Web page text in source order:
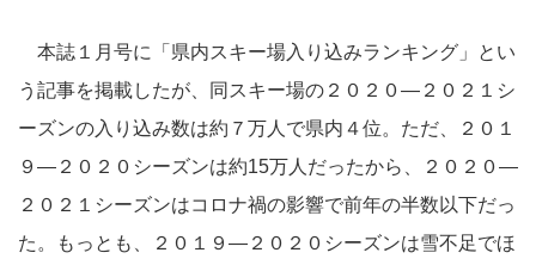
本誌１月号に「県内スキー場入り込みランキング」とい
う記事を掲載したが、同スキー場の２０２０―２０２１シ
ーズンの入り込み数は約７万人で県内４位。ただ、２０１
９―２０２０シーズンは約15万人だったから、２０２０―
２０２１シーズンはコロナ禍の影響で前年の半数以下だっ
た。もっとも、２０１９―２０２０シーズンは雪不足でほ